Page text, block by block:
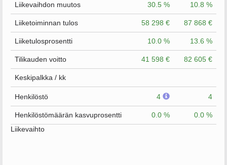
Liikevaihdon muutos 30.5 % 10.8 %
Liiketoiminnan tulos 58 298 € 87 868 €
Liiketulosprosentti 10.0 % 13.6 %
Tilikauden voitto 41 598 € 82 605 €
Keskipalkka / kk
Henkilöstö 4 4
Henkilöstömäärän kasvuprosentti 0.0 %
0.0 %
Liikevaihto